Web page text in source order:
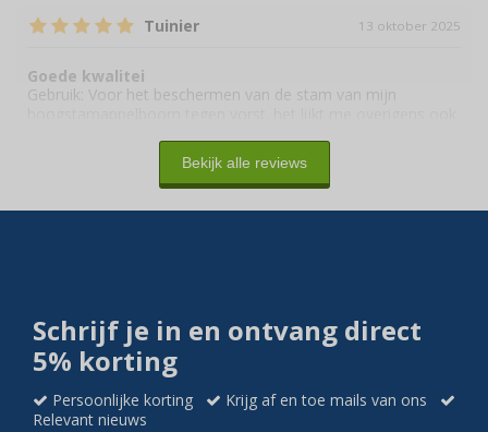
Tuinier 13 oktober 2025
Goede kwalitei
Gebruik: Voor het beschermen van de stam van mijn
Bekijk alle reviews
Schrijf je in en ontvang direct
5% korting
Persoonlijke korting
Krijg af en toe mails van ons
Relevant nieuws